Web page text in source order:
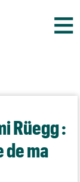
≡
Rüegg :
de ma